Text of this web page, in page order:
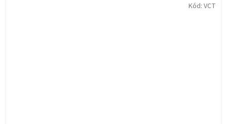
Kód: VCT